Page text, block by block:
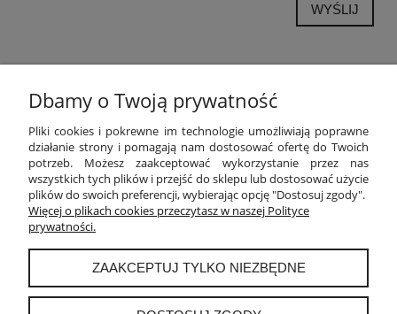
WYŚLIJ
POMOC
MOJE KONTO
PŁATNOŚCI I DOSTAWA
INFORMACJE
O NAS
Dbamy o Twoją prywatność
Pliki cookies i pokrewne im technologie umożliwiają poprawne
działanie strony i pomagają nam dostosować ofertę do Twoich
potrzeb. Możesz zaakceptować wykorzystanie przez nas
wszystkich tych plików i przejść do sklepu lub dostosować użycie
plików do swoich preferencji, wybierając opcję "Dostosuj zgody".
Więcej o plikach cookies przeczytasz w naszej Polityce
prywatności.
ZAAKCEPTUJ TYLKO NIEZBĘDNE